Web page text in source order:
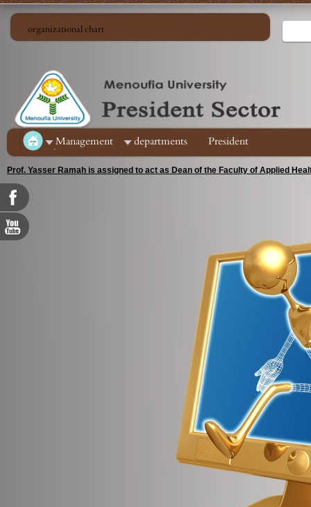
organizational chart
ِManagement departments President
Prof. Yasser Ramah is assigned to act as Dean of the Faculty of Applied